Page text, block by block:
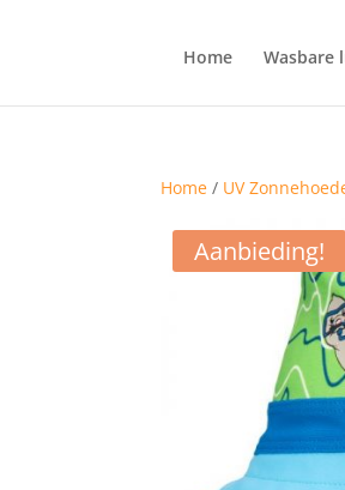
Home Wasbare
Home / UV
Aanbieding!